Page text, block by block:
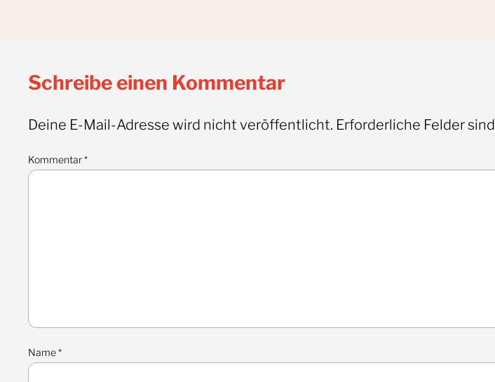
Schreibe einen Kommentar
Deine E-Mail-Adresse wird nicht veröffentlicht. Erforderliche Felder
Kommentar*
Name*